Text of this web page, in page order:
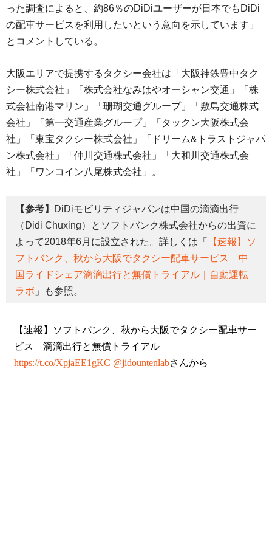
った調査によると、約86％のDiDiユーザーが日本でもDiDi
の配車サービスを利用したいという意向を示しています」
とコメントしている。
大阪エリアで提携するタクシー会社は「大阪神鉄豊中タク
シー株式会社」「株式会社なみはやオーシャン交通」「株
式会社南港マリン」「珊瑚交通グループ」「敷島交通株式
会社」「第一交通産業グループ」「タックン大阪株式会
社」「東宝タクシー株式会社」「ドリーム&トラストジャパ
ン株式会社」「仲川交通株式会社」「大和川交通株式会
社」「ワンコイン八尾株式会社」。
【参考】
DiDiモビリティジャパンは中国の滴滴出行
（Didi Chuxing）とソフトバンク株式会社からの出資に
よって2018年6月に設立された。詳しくは「
【速報】ソ
フトバンク、秋から大阪でタクシー配車サービス 中
国ライドシェア滴滴出行と無償トライアル｜自動運転
ラボ 」も参照。
【速報】ソフトバンク、秋から大阪でタクシー配車サー
ビス 滴滴出行と無償トライアル
https://t.co/XpjaEE1gKC @jidountenlabさんから